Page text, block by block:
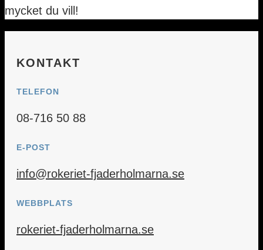
mycket du vill!
KONTAKT
TELEFON
08-716 50 88
E-POST
info@rokeriet-fjaderholmarna.se
WEBBPLATS
rokeriet-fjaderholmarna.se